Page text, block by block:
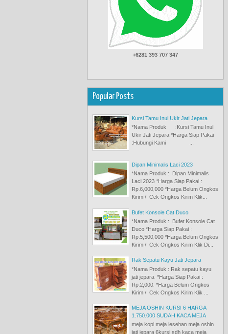
+6281 393 707 347
Popular Posts
Kursi Tamu Inul Ukir Jati Jepara
*Nama Produk :Kursi Tamu Inul
Ukir Jati Jepara *Harga Siap Pakai
:Hubungi Kami ...
Dipan Minimalis Laci 2023
*Nama Produk : Dipan Minimalis
Laci 2023 *Harga Siap Pakai :
Rp.6,000,000 *Harga Belum Ongkos
Kirim / Cek Ongkos Kirim Klik...
Bufet Konsole Cat Duco
*Nama Produk : Bufet Konsole Cat
Duco *Harga Siap Pakai :
Rp.5,500,000 *Harga Belum Ongkos
Kirim / Cek Ongkos Kirim Klik Di...
Rak Sepatu Kayu Jati Jepara
*Nama Produk : Rak sepatu kayu
jati jepara. *Harga Siap Pakai :
Rp.2,000. *Harga Belum Ongkos
Kirim / Cek Ongkos Kirim Klik ...
MEJA OSHIN KURSI 6 HARGA
1.750.000 SUDAH KACA MEJA
meja kopi meja lesehan meja oshin
jati jepara 6kursi sdh kaca meja